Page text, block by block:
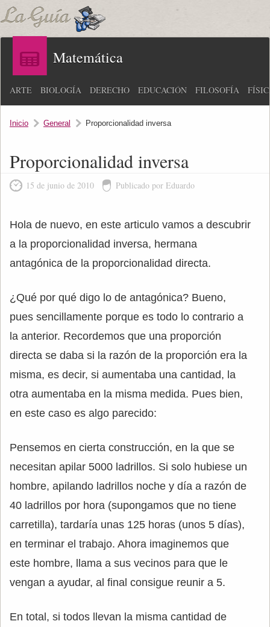
Matemática
ARTE BIOLOGÍA DERECHO EDUCACIÓN FILOSOFÍA
Inicio General Proporcionalidad inversa
Proporcionalidad inversa
15 de junio de 2010 Publicado por Eduardo
Hola de nuevo, en este articulo vamos a descubrir
a la proporcionalidad inversa, hermana
antagónica de la proporcionalidad directa.
¿Qué por qué digo lo de antagónica? Bueno,
pues sencillamente porque es todo lo contrario a
la anterior. Recordemos que una proporción
directa se daba si la razón de la proporción era la
misma, es decir, si aumentaba una cantidad, la
otra aumentaba en la misma medida. Pues bien,
en este caso es algo parecido:
Pensemos en cierta construcción, en la que se
necesitan apilar 5000 ladrillos. Si solo hubiese un
hombre, apilando ladrillos noche y día a razón de
40 ladrillos por hora (supongamos que no tiene
carretilla), tardaría unas 125 horas (unos 5 días),
en terminar el trabajo. Ahora imaginemos que
este hombre, llama a sus vecinos para que le
vengan a ayudar, al final consigue reunir a 5.
En total, si todos llevan la misma cantidad de